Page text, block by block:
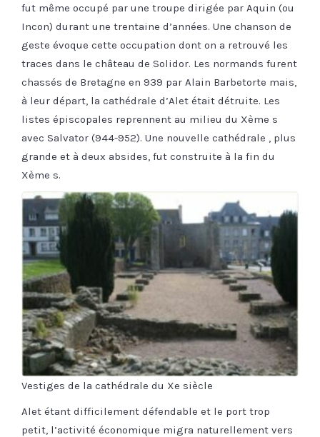
fut même occupé par une troupe dirigée par Aquin (ou
Incon) durant une trentaine d’années. Une chanson de
geste évoque cette occupation dont on a retrouvé les
traces dans le château de Solidor. Les normands furent
chassés de Bretagne en 939 par Alain Barbetorte mais,
à leur départ, la cathédrale d’Alet était détruite. Les
listes épiscopales reprennent au milieu du Xème s
avec Salvator (944-952). Une nouvelle cathédrale , plus
grande et à deux absides, fut construite à la fin du
Xème s.
Vestiges de la cathédrale du Xe siècle
Alet étant difficilement défendable et le port trop
petit, l’activité économique migra naturellement vers